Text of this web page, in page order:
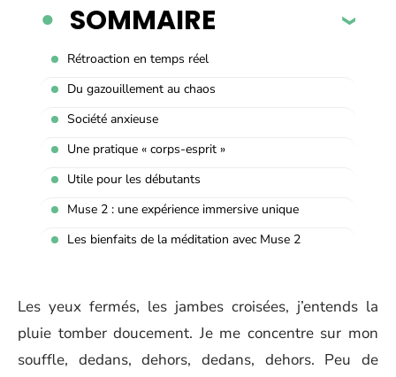
SOMMAIRE
Rétroaction en temps réel
Du gazouillement au chaos
Société anxieuse
Une pratique « corps-esprit »
Utile pour les débutants
Muse 2 : une expérience immersive unique
Les bienfaits de la méditation avec Muse 2
Les yeux fermés, les jambes croisées, j’entends la
pluie tomber doucement. Je me concentre sur mon
souffle, dedans, dehors, dedans, dehors. Peu de